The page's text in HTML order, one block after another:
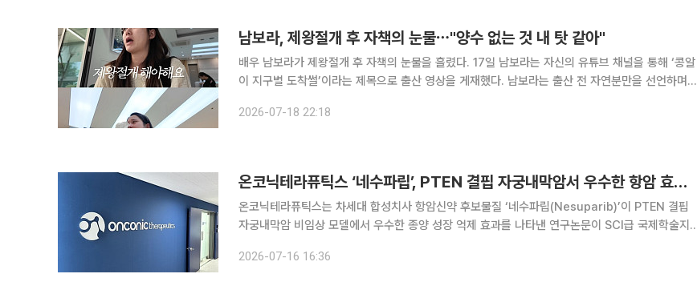
남보라, 제왕절개 후 자책의 눈물⋯"양수 없는 것 내 탓 같아"
배우 남보라가 제왕절개 후 자책의 눈물을 흘렸다. 17일 남보라는 자신의 유튜브 채널을 통해 ‘콩알
이 지구별 도착썰’이라는 제목으로 출산 영상을 게재했다. 남보라는 출산 전 자연분만을 선언하며
2026-07-18 22:18
온코닉테라퓨틱스 ‘네수파립’, PTEN 결핍 자궁내막암서 우수한 항암 효과 확인
온코닉테라퓨틱스는 차세대 합성치사 항암신약 후보물질 ‘네수파립(Nesuparib)’이 PTEN 결핍
자궁내막암 비임상 모델에서 우수한 종양 성장 억제 효과를 나타낸 연구논문이 SCI급 국제학술지
다고 16일 밝혔다. 자궁내막암은
2026-07-16 16:36